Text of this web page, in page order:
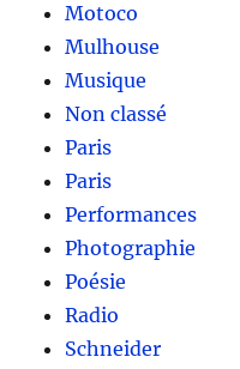
Motoco
Mulhouse
Musique
Non classé
Paris
Paris
Performances
Photographie
Poésie
Radio
Schneider